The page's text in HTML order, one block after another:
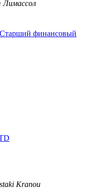
Лимассол
Старший финансовый
Kranou